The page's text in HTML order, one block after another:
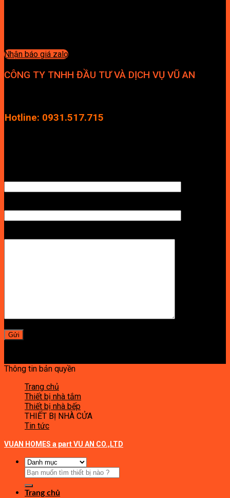
Nhận báo giá zalo
CÔNG TY TNHH ĐẦU TƯ VÀ DỊCH VỤ VŨ AN
Hotline: 0931.517.715
Thông tin bản quyền
Trang chủ
Thiết bị nhà tắm
Thiết bị nhà bếp
THIẾT BỊ NHÀ CỬA
Tin tức
VUAN HOMES a part VU AN CO.,LTD
Tìm
kiếm:
Trang chủ